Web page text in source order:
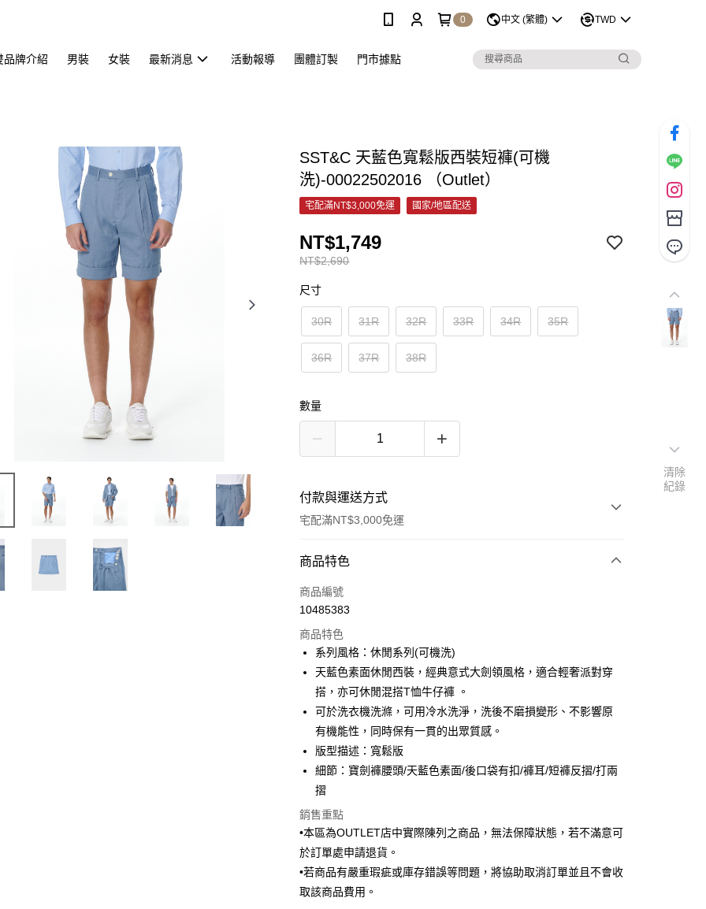
0 中文 (繁體) TWD
品牌介紹 男裝 女裝 最新消息 活動報導 團體訂製 門市據點
SST&C 天藍色寬鬆版西裝短褲(可機
洗)-00022502016 （Outlet）
宅配滿NT$3,000免運 國家/地區配送
NT$2,690
NT$1,749
尺寸
30R 31R 32R 33R 34R 35R
36R 37R 38R
數量
付款與運送方式
宅配滿NT$3,000免運
付款方式
信用卡一次付款
3 期 0 利率 每期 NT$583
合作金庫商業銀行
第一商業銀行
華南商業銀行
國泰世華商業銀行
兆豐國際商業銀行
臺灣中小企業銀行
台中商業銀行
匯豐（台灣）商業銀行
聯邦商業銀行
遠東國際商業銀行
元大商業銀行
台新國際商業銀行
台灣樂天信用卡公司
6 期 0 利率 每期NT$291 21家銀行
合作金庫商業銀行
華南商業銀行
彰化商業銀行
上海商業儲蓄銀行
台北富邦商業銀行
臺灣中小企業銀行
匯豐（台灣）商業銀行
華泰商業銀行
聯邦商業銀行
元大商業銀行
台新國際商業銀行
中國信託商業銀行
台灣樂天信用卡公司
LINE Pay
Apple Pay
街口支付
悠遊付
Google Pay
ATM付款
運送方式
商品特色
商品編號
10485383
商品特色
系列風格：休閒系列(可機洗)
天藍色素面休閒西裝，經典意式大劍領風格，適合輕奢派對穿
搭，亦可休閒混搭T恤牛仔褲 。
可於洗衣機洗滌，可用冷水洗淨，洗後不磨損變形、不影響原
有機能性，同時保有一貫的出眾質感。
版型描述：寬鬆版
細節：寶劍褲腰頭/天藍色素面/後口袋有扣/褲耳/短褲反摺/打兩
摺
銷售重點
•本區為OUTLET店中實際陳列之商品，無法保障狀態，若不滿意可
於訂單處申請退貨。
•若商品有嚴重瑕疵或庫存錯誤等問題，將協助取消訂單並且不會收
取該商品費用。
清除
紀錄